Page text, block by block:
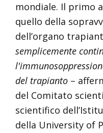
mondiale. Il primo
quello della
dell’organo
semplicemente
del trapianto–
del Comitato
scientifico
della University of